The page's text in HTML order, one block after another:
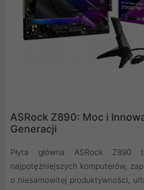
ASRock Z890: Moc i
Generacji
Płyta główna ASRock Z890
najpotężniejszych komputerów,
o niesamowitej produktywności,